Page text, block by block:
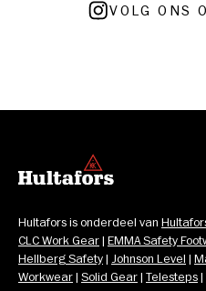
VOLG ONS
Hultafors is onderdeel van
CLC Work Gear | EMMA Safety
Hellberg Safety | Johnson Level |
Workwear | Solid Gear | Telesteps |